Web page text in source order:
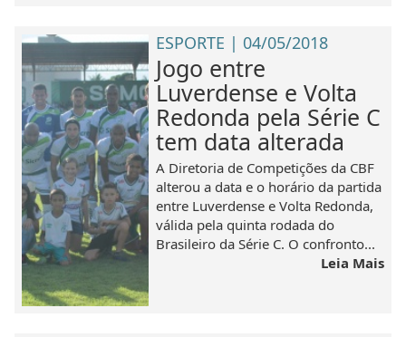
ESPORTE | 04/05/2018
Jogo entre
Luverdense e Volta
Redonda pela Série C
tem data alterada
A Diretoria de Competições da CBF
alterou a data e o horário da partida
entre Luverdense e Volta Redonda,
válida pela quinta rodada do
Brasileiro da Série C. O confronto...
Leia Mais